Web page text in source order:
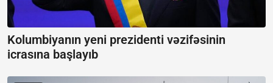
Kolumbiyanın yeni prezidenti vəzifəsinin
icrasına başlayıb